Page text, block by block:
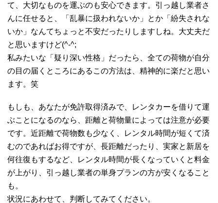
て、大切なものを運ぶのも安心できます。引っ越し業者さ
んに任せると、「乱暴に扱われないか」とか「紛失されな
いか」なんてちょっと不安だったりしますしね。大丈夫だ
と思いますけど(^-^;
私みたいな「疑り深い性格」だったら、全ての荷物が自分
の目の届くところにあるこの方法は、精神的に楽だと思い
ます。笑
もしも、あなたが免許取得済みで、レンタカーを借りて運
ぶことになるのなら、距離と荷物量によっては注意が必要
です。近距離で荷物数も少なく、レンタル時間が短くて済
むのであればお得ですが、長距離だったり、実家と新居を
何往復もするなど、レンタル時間が長くなっていくと料金
が上がり、引っ越し業者の単身プランの方が安くなること
も。
状況にあわせて、判断してみてください。